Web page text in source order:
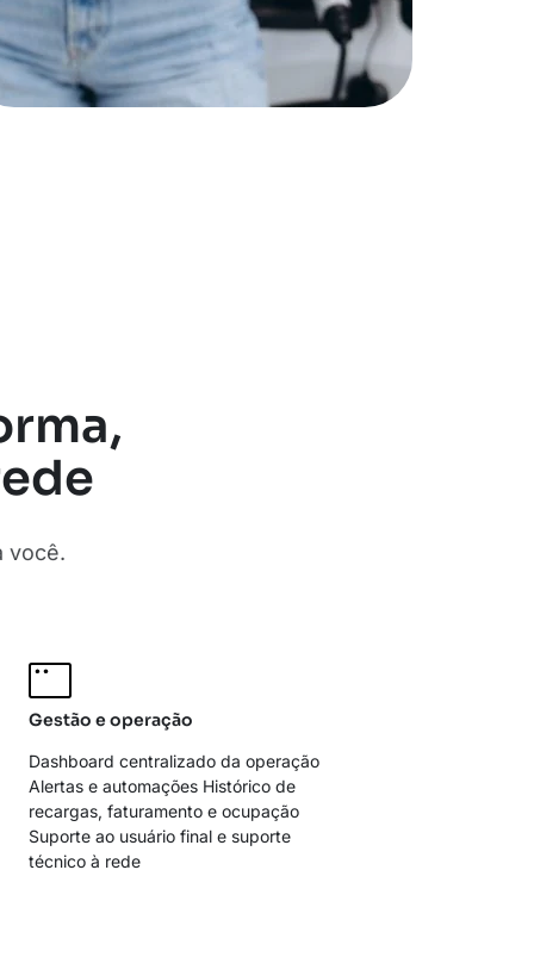
você.
Gestão e operação
Dashboard centralizado da operação
Alertas e automações Histórico de
recargas, faturamento e ocupação
Suporte ao usuário final e suporte
técnico à rede